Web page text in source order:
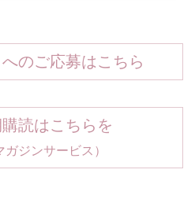
のご応募はこちら
読はこちらを
ジンサービス）